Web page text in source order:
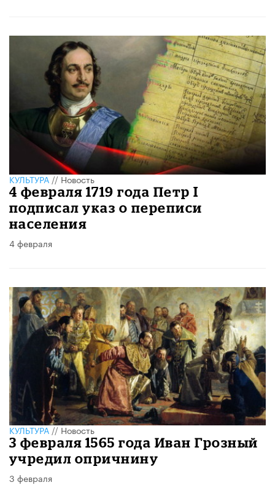
КУЛЬТУРА//Новость
4 февраля 1719 года Петр I
подписал указ о переписи
населения
4 февраля
КУЛЬТУРА//Новость
3 февраля 1565 года Иван Грозный
учредил опричнину
3 февраля